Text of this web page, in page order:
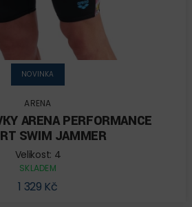
NOVINKA
ARENA
ARENA PERFORMANCE
SWIM JAMMER
Velikost: 4
SKLADEM
1 329 Kč